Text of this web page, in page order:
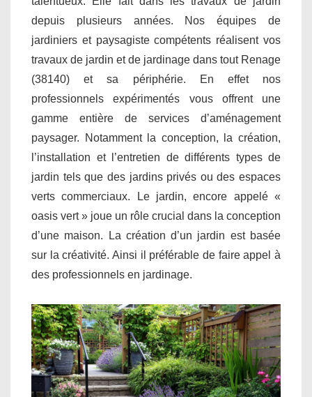
depuis plusieurs années. Nos équipes de
jardiniers et paysagiste compétents réalisent vos
travaux de jardin et de jardinage dans tout Renage
(38140) et sa périphérie. En effet nos
professionnels expérimentés vous offrent une
gamme entière de services d’aménagement
paysager. Notamment la conception, la création,
l’installation et l’entretien de différents types de
jardin tels que des jardins privés ou des espaces
verts commerciaux. Le jardin, encore appelé «
oasis vert » joue un rôle crucial dans la conception
d’une maison. La création d’un jardin est basée
sur la créativité. Ainsi il préférable de faire appel à
des professionnels en jardinage.